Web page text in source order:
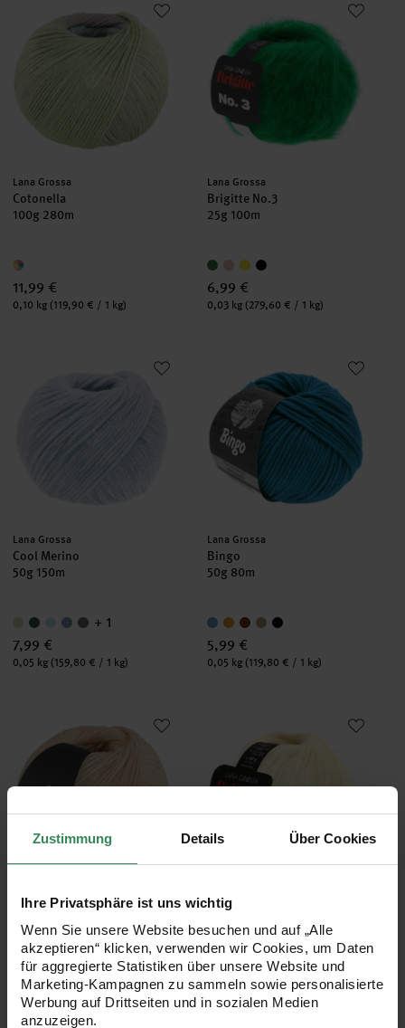
Zustimmung Details Über Cookies
Ihre Privatsphäre ist uns wichtig
Wenn Sie unsere Website besuchen und auf „Alle
akzeptieren“ klicken, verwenden wir Cookies, um Daten
für aggregierte Statistiken über unsere Website und
Marketing-Kampagnen zu sammeln sowie personalisierte
Werbung auf Drittseiten und in sozialen Medien
anzuzeigen.
Hersteller:
Lana Grossa
Cotonella
100g 280m
11,99 €
Inhalt:
0,10 kg (119,90 € / 1 kg)
Hersteller:
Lana Grossa
Brigitte No.3
25g 100m
6,99 €
Inhalt:
0,03 kg (279,60 € / 1 kg)
Hersteller:
Lana Grossa
Cool Merino
50g 150m
+ 1
7,99 €
Inhalt:
0,05 kg (159,80 € / 1 kg)
Hersteller:
Lana Grossa
Bingo
50g 80m
5,99 €
Inhalt:
0,05 kg (119,80 € / 1 kg)
Hersteller:
Lana Grossa
Sottile
50g 250m
8,99 €
Inhalt:
0,05 kg (179,80 € / 1 kg)
Hersteller:
Lana Grossa
Brigitte No.2
50g 140m
+ 1
8,49 €